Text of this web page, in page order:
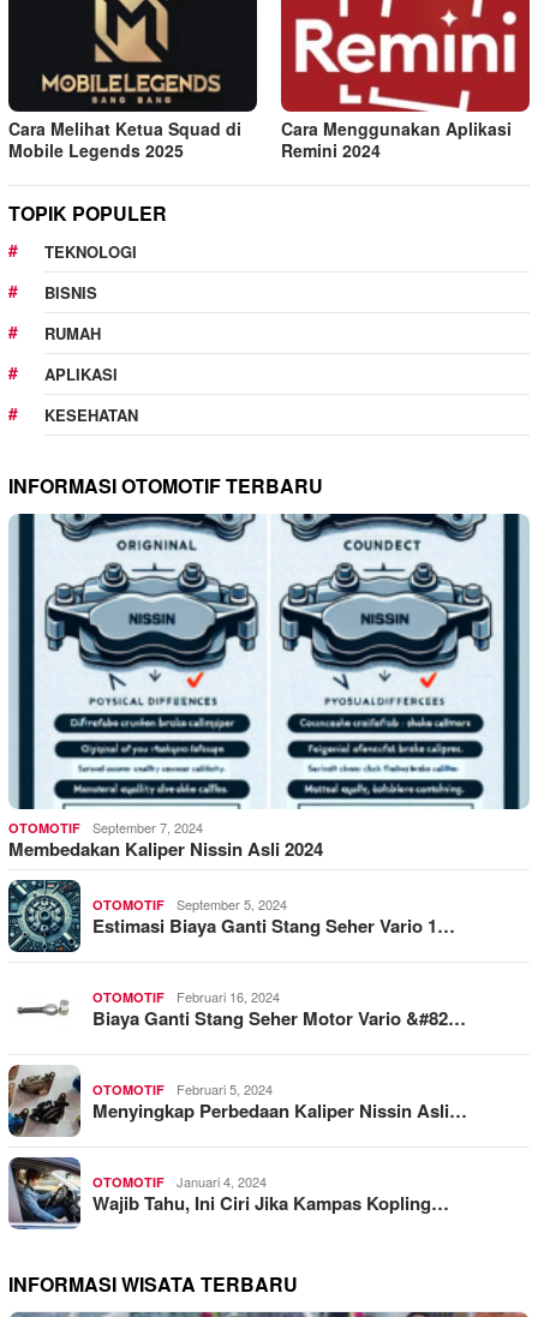
Cara Melihat Ketua Squad di
Mobile Legends 2025
Cara Menggunakan Aplikasi
Remini 2024
TOPIK POPULER
TEKNOLOGI
BISNIS
RUMAH
APLIKASI
KESEHATAN
INFORMASI OTOMOTIF TERBARU
OTOMOTIF September 7, 2024
Membedakan Kaliper Nissin Asli 2024
OTOMOTIF September 5, 2024
Estimasi Biaya Ganti Stang Seher Vario 1…
OTOMOTIF Februari 16, 2024
Biaya Ganti Stang Seher Motor Vario &#82…
OTOMOTIF Februari 5, 2024
Menyingkap Perbedaan Kaliper Nissin Asli…
OTOMOTIF Januari 4, 2024
Wajib Tahu, Ini Ciri Jika Kampas Kopling…
INFORMASI WISATA TERBARU